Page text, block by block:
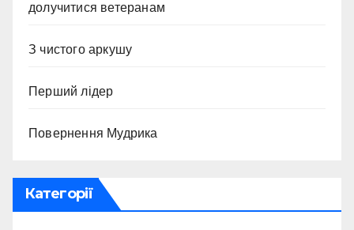
долучитися ветеранам
З чистого аркушу
Перший лідер
Повернення Мудрика
Категорії